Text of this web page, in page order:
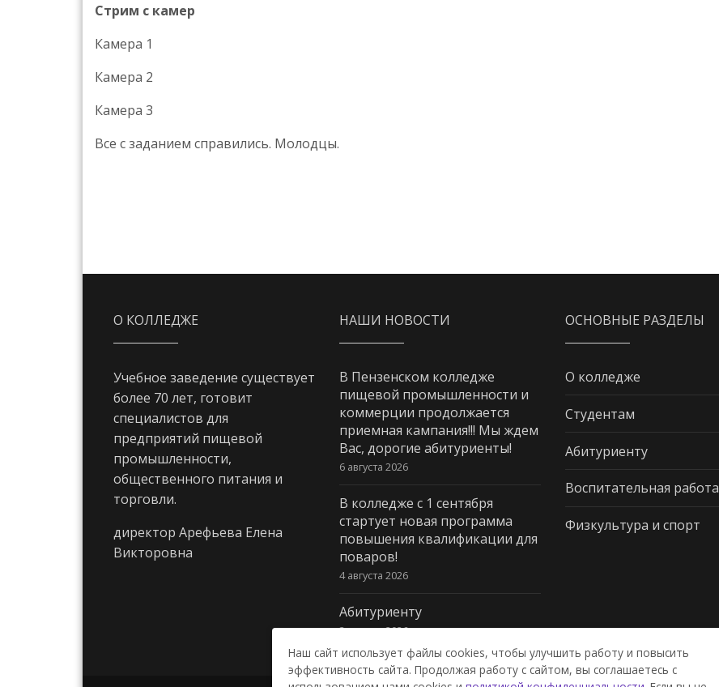
Стрим с камер
Камера 1
Камера 2
Камера 3
Все с заданием справились. Молодцы.
О КОЛЛЕДЖЕ
Учебное заведение существует
более 70 лет, готовит
специалистов для
предприятий пищевой
промышленности,
общественного питания и
торговли.
директор Арефьева Елена
Викторовна
НАШИ НОВОСТИ
В Пензенском колледже
пищевой промышленности и
коммерции продолжается
приемная кампания!!! Мы ждем
Вас, дорогие абитуриенты!
6 августа 2026
В колледже с 1 сентября
стартует новая программа
повышения квалификации для
поваров!
4 августа 2026
Абитуриенту
3 августа 2026
ОСНОВНЫЕ РАЗДЕЛЫ
О колледже
Студентам
Абитуриенту
Воспитательная работа
Физкультура и спорт
Наш сайт использует файлы cookies, чтобы улучшить работу и повысить
эффективность сайта. Продолжая работу с сайтом, вы соглашаетесь с